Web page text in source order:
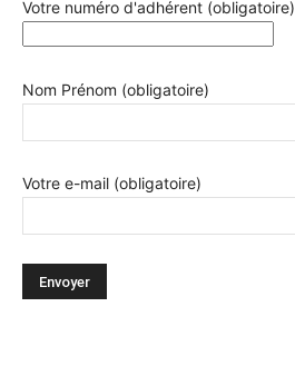
Votre numéro d'adhérent (obligatoire)
Nom Prénom (obligatoire)
Votre e-mail (obligatoire)